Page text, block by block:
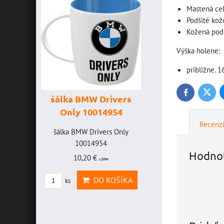
Mastená
Podšité
Kožená
Výška holene:
približne.
Facebook
šálka BMW Drivers
Only 10014954
šálka BMW Drivers Only
10014954
10,20 €s DPH
ks DO KOŠÍKA
šálka "Yamaha
VR46" 10014772
19,46 €s DPH